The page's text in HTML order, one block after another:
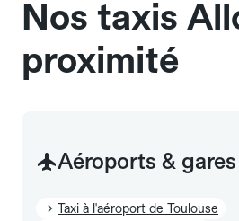
Nos taxis
proximité
Aéroports & gares
Taxi à l'aéroport de Toulouse